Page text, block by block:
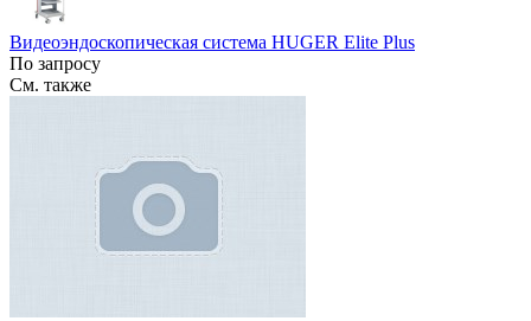
Видеоэндоскопическая система HUGER Elite Plus
По запросу
См. также